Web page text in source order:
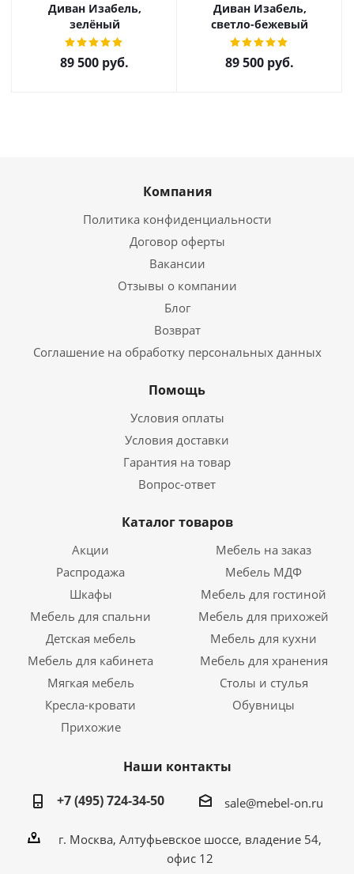
Диван Изабель,
зелёный
89 500 руб.
Диван Изабель,
светло-бежевый
89 500 руб.
Компания
Политика конфиденциальности
Договор оферты
Вакансии
Отзывы о компании
Блог
Возврат
Соглашение на обработку персональных данных
Помощь
Условия оплаты
Условия доставки
Гарантия на товар
Вопрос-ответ
Каталог товаров
Акции
Мебель на заказ
Распродажа
Мебель МДФ
Шкафы
Мебель для гостиной
Мебель для спальни
Мебель для прихожей
Детская мебель
Мебель для кухни
Мебель для кабинета
Мебель для хранения
Мягкая мебель
Столы и стулья
Кресла-кровати
Обувницы
Прихожие
Наши контакты
+7 (495) 724-34-50
sale@mebel-on.ru
г. Москва, Алтуфьевское шоссе, владение 54,
офис 12